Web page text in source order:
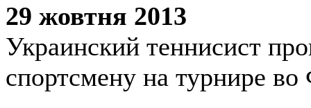
29 жовтня 2013
Украинский теннисист
спортсмену на турнире